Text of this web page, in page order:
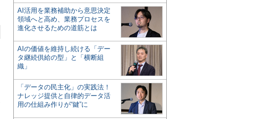
AI活用を業務補助から意思決定
領域へと高め、業務プロセスを
進化させるための道筋とは
AIの価値を維持し続ける「デー
タ継続供給の型」と「横断組
織」
「データの民主化」の実践法！
ナレッジ提供と自律的データ活
用の仕組み作りが“鍵”に